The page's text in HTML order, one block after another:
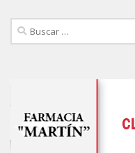
Buscar: